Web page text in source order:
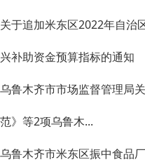
关于追加米东区2022年自治
兴补助资金预算指标的通知
乌鲁木齐市市场监督管理局
范》等2项乌鲁木...
乌鲁木齐市米东区振中食品